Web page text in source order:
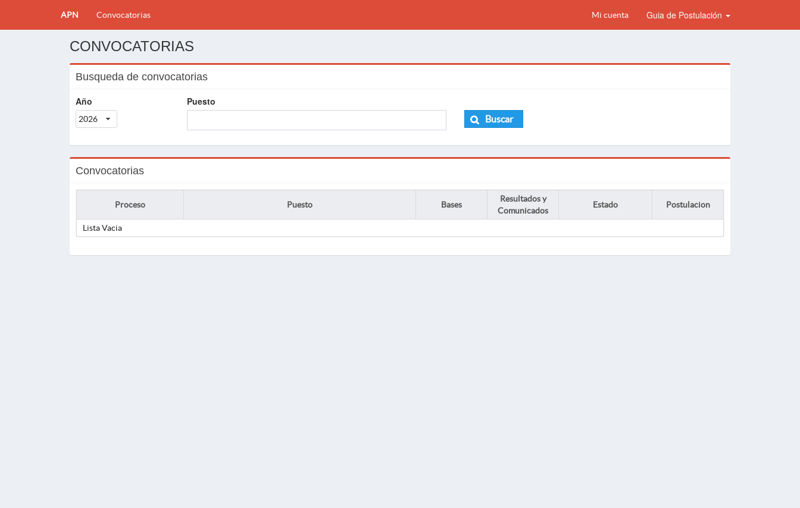
APN Convocatorias Mi cuenta Guia de Postulación
CONVOCATORIAS
Busqueda de convocatorias
Año
2026
Puesto
Buscar
Convocatorias
Proceso Puesto Bases
Resultados y
Comunicados
Estado Postulacion
Lista Vacia